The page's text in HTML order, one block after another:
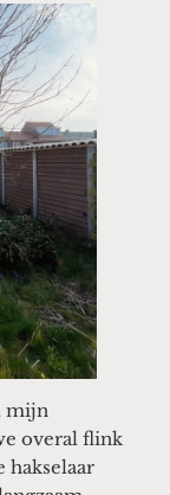
mijn
overal flink
hakselaar